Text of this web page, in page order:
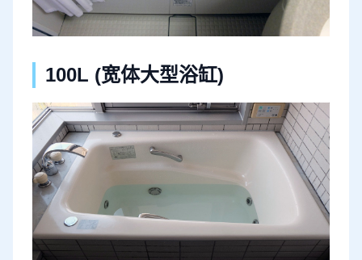
100L (宽体大型浴缸)